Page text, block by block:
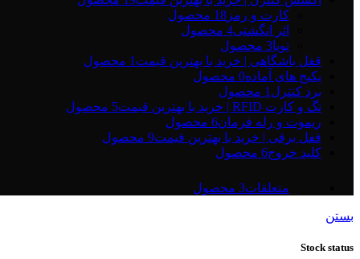
کارت و رمز 18 محصول
اثر انگشتی4 محصول
تویا3 محصول
قفل باشگاهی | خرید با بهترین قیمت 1 محصول
پکیج های آماده0 محصول
برد کنترل 1 محصول
تگ و کارت RFID | خرید با بهترین قیمت
5 محصول
ریموت و رله فرمان6 محصول
قفل برقی | خرید با بهترین قیمت9 محصول
کلید خروج6 محصول
متعلقات3 محصول
بستن
Stock status